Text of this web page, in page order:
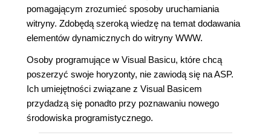
pomagającym zrozumieć sposoby uruchamiania
witryny. Zdobędą szeroką wiedzę na temat dodawania
elementów dynamicznych do witryny WWW.
Osoby programujące w Visual Basicu, które chcą
poszerzyć swoje horyzonty, nie zawiodą się na ASP.
Ich umiejętności związane z Visual Basicem
przydadzą się ponadto przy poznawaniu nowego
środowiska programistycznego.